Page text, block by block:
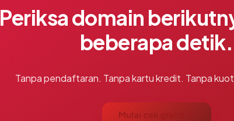
Periksa domain
beberapa detik.
Tanpa pendaftaran. Tanpa kartu kredit. Tanpa
Mulai cek gratis →